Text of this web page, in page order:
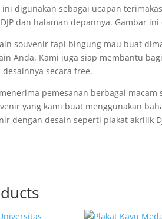
ini digunakan sebagai ucapan
dan halaman depannya. Gambar
souvenir tapi bingung mau buat
Anda. Kami juga siap membantu
secara free.
pemesanan berbagai macam
yang kami buat menggunakan
dengan desain seperti plakat akrilik